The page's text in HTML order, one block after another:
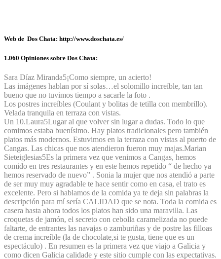
Web de Dos Chata: http://www.doschata.es/
1.060 Opiniones sobre Dos Chata:
Sara Díaz Miranda5¡Como siempre, un acierto!
Las imágenes hablan por sí solas…el solomillo increíble, tan tan
bueno que no tuvimos tiempo a sacarle la foto .
Los postres increíbles (Coulant y bolitas de tetilla con membrillo).
Velada tranquila en terraza con vistas.
Un 10.Laura5Lugar al que volver sin lugar a dudas. Todo lo que
comimos estaba buenísimo. Hay platos tradicionales pero también
platos más modernos. Estuvimos en la terraza con vistas al puerto de
Cangas. Las chicas que nos atendieron fueron muy majas.Marian
Sieteiglesias5Es la primera vez que venimos a Cangas, hemos
comido en tres restaurantes y en este hemos repetido “ de hecho ya
hemos reservado de nuevo” . Sonia la mujer que nos atendió a parte
de ser muy muy agradable te hace sentir como en casa, el trato es
excelente. Pero si hablamos de la comida ya te deja sin palabras la
descripción para mí sería CALIDAD que se nota. Toda la comida es
casera hasta ahora todos los platos han sido una maravilla. Las
croquetas de jamón, el secreto con cebolla caramelizada no puede
faltarte, de entrantes las navajas o zamburiñas y de postre las filloas
de crema increíble (la de chocolate,si te gusta, tiene que es un
espectáculo) . En resumen es la primera vez que viajo a Galicia y
como dicen Galicia calidade y este sitio cumple con las expectativas.